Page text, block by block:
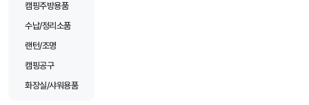
캠핑주방용품
수납/정리소품
랜턴/조명
캠핑공구
화장실/샤워용품